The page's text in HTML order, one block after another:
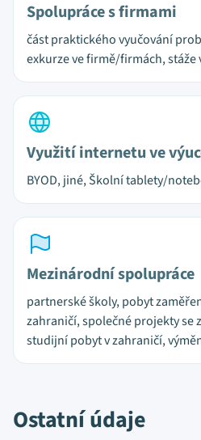
Spolupráce s firmami
část praktického vyučování
exkurze ve firmě/firmách,
Využití internetu ve
BYOD, jiné, Školní tablety/
Mezinárodní spolupráce
partnerské školy, pobyt
zahraničí, společné projekty se
studijní pobyt v zahraničí,
Ostatní údaje